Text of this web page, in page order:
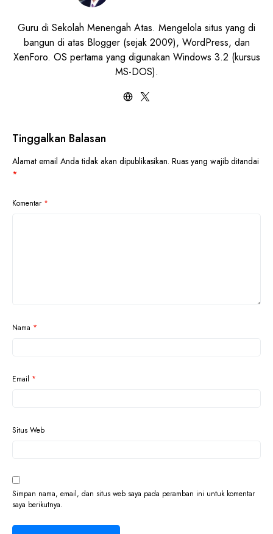
Guru di Sekolah Menengah Atas. Mengelola situs yang di
bangun di atas Blogger (sejak 2009), WordPress, dan
XenForo. OS pertama yang digunakan Windows 3.2 (kursus
MS-DOS).
Tinggalkan Balasan
Alamat email Anda tidak akan dipublikasikan. Ruas yang wajib ditandai
*
Komentar *
Nama *
Email *
Situs Web
Simpan nama, email, dan situs web saya pada peramban ini untuk komentar
saya berikutnya.